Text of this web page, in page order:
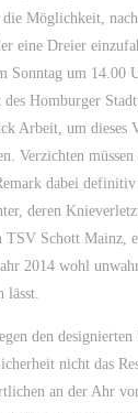
die Möglichkeit,
eine Dreier
Sonntag um 14.00
des Homburger
Arbeit, um dieses
Verzichten
dabei
deren
TSV Schott Mainz,
2014 wohl
lässt.
den
nicht das
an der Ahr